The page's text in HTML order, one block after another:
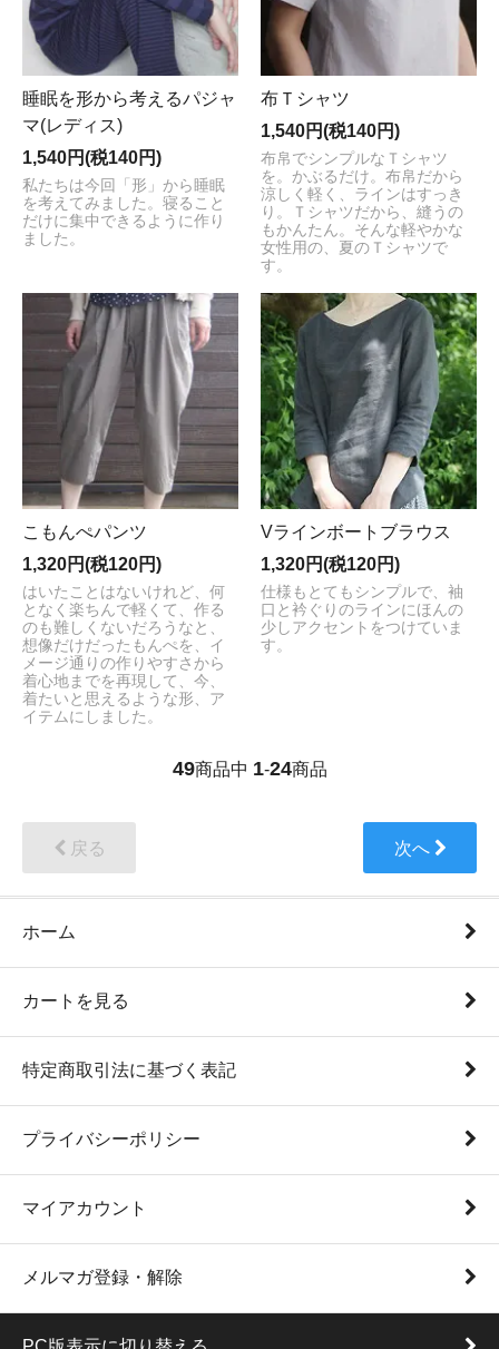
睡眠を形から考えるパジャ
マ(レディス)
1,540円(税140円)
私たちは今回「形」から睡眠
を考えてみました。寝ること
だけに集中できるように作り
ました。
布Ｔシャツ
1,540円(税140円)
布帛でシンプルなＴシャツ
を。かぶるだけ。布帛だから
涼しく軽く、ラインはすっき
り。Ｔシャツだから、縫うの
もかんたん。そんな軽やかな
女性用の、夏のＴシャツで
す。
こもんぺパンツ
1,320円(税120円)
はいたことはないけれど、何
となく楽ちんで軽くて、作る
のも難しくないだろうなと、
想像だけだったもんぺを、イ
メージ通りの作りやすさから
着心地までを再現して、今、
着たいと思えるような形、ア
イテムにしました。
Vラインボートブラウス
1,320円(税120円)
仕様もとてもシンプルで、袖
口と衿ぐりのラインにほんの
少しアクセントをつけていま
す。
49商品中 1-24商品
戻る 次へ
ホーム
カートを見る
特定商取引法に基づく表記
プライバシーポリシー
マイアカウント
メルマガ登録・解除